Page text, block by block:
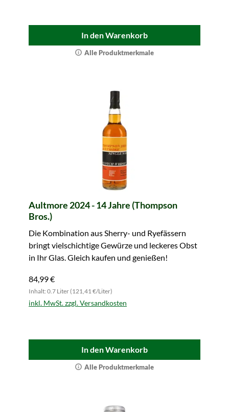
In den Warenkorb
Alle Produktmerkmale
Aultmore 2024 - 14 Jahre (Thompson
Bros.)
Die Kombination aus Sherry- und Ryefässern
bringt vielschichtige Gewürze und leckeres Obst
in Ihr Glas. Gleich kaufen und genießen!
84,99 €
Inhalt: 0.7 Liter (121,41 €/Liter)
inkl. MwSt. zzgl. Versandkosten
In den Warenkorb
Alle Produktmerkmale